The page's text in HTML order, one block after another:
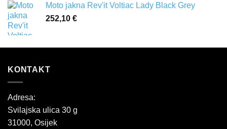
Moto jakna Rev'it Voltiac Lady Black Grey
252,10 €
KONTAKT
Adresa:
Svilajska ulica 30 g
31000, Osijek